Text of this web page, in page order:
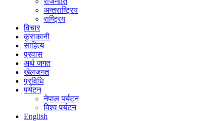
अन्तराष्ट्रिय
राष्ट्रिय
विचार
कुराकानी
साहित्य
प्रवास
अर्थ जगत
खेलजगत
प्रविधि
पर्यटन
नेपाल पर्यटन
विश्व पर्यटन
English